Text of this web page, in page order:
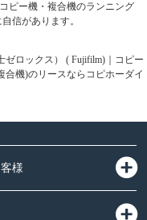
ピー機・複合機のランニング
信があります。
ゼロックス） ( Fujifilm)｜コピー
合機)のリースならコピホーダイ
様